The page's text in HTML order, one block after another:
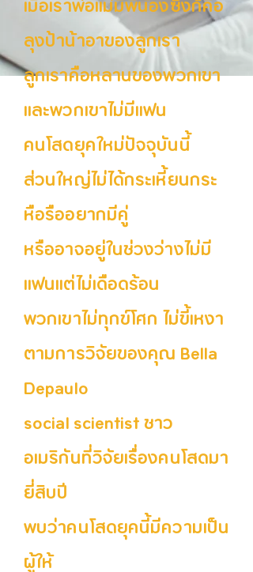
เมื่อเราพ่อแม่มีพี่น้องซึ่งก็คือ
ลุงป้าน้าอาของลูกเรา
ลูกเราคือหลานของพวกเขา
และพวกเขาไม่มีแฟน
คนโสดยุคใหม่ปัจจุบันนี้
ส่วนใหญ่ไม่ได้กระเหี้ยนกระ
หือรืออยากมีคู่
หรืออาจอยู่ในช่วงว่างไม่มี
แฟนแต่ไม่เดือดร้อน
พวกเขาไม่ทุกข์โศก ไม่ขี้เหงา
ตามการวิจัยของคุณ Bella
Depaulo
social scientist ชาว
อเมริกันที่วิจัยเรื่องคนโสดมา
ยี่สิบปี
พบว่าคนโสดยุคนี้มีความเป็น
ผู้ให้